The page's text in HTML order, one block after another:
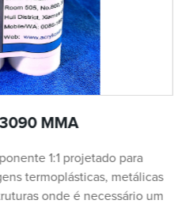
MMA
1:1 projetado para
termoplásticas, metálicas
onde é necessário um